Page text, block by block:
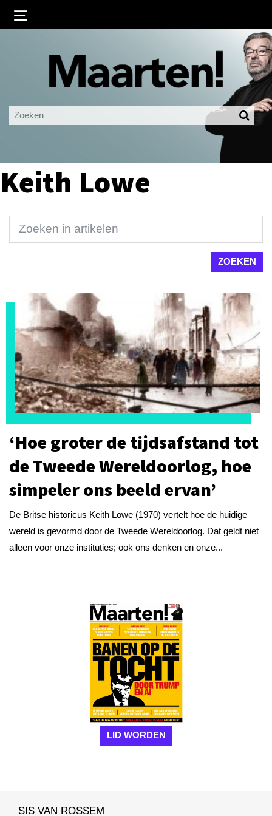
Ingelogd blijven
LOGIN
Keith Lowe
‘Hoe groter de tijdsafstand tot
de Tweede Wereldoorlog, hoe
simpeler ons beeld ervan’
De Britse historicus Keith Lowe (1970) vertelt hoe de huidige
wereld is gevormd door de Tweede Wereldoorlog. Dat geldt niet
alleen voor onze instituties; ook ons denken en onze...
LID WORDEN
SIS VAN ROSSEM